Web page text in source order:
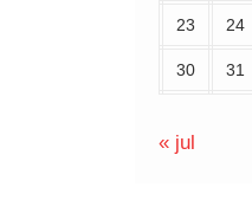
23 24
30 31
« jul